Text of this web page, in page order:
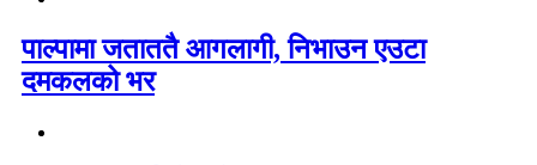
पाल्पामा जताततै आगलागी, निभाउन एउटा
दमकलको भर